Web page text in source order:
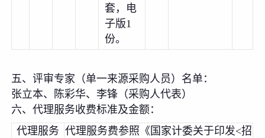
套，电
⼦版1
份。
五、评审专家（单一来源采购人员）名单：
张立本、陈彩华、李锋（采购人代表）
六、代理服务收费标准及金额：
代理服务 代理服务费参照《国家计委关于印发<招